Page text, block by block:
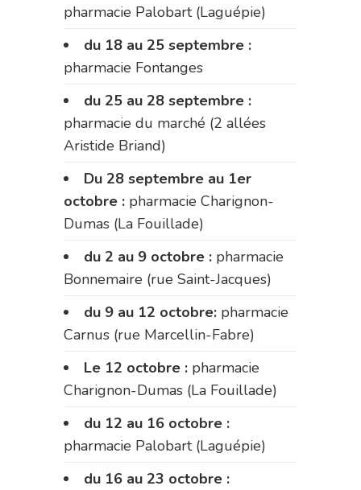
pharmacie Palobart (Laguépie)
du 18 au 25 septembre :
pharmacie Fontanges
du 25 au 28 septembre :
pharmacie du marché (2 allées
Aristide Briand)
Du 28 septembre au 1er
octobre : pharmacie Charignon-
Dumas (La Fouillade)
du 2 au 9 octobre : pharmacie
Bonnemaire (rue Saint-Jacques)
du 9 au 12 octobre: pharmacie
Carnus (rue Marcellin-Fabre)
Le 12 octobre : pharmacie
Charignon-Dumas (La Fouillade)
du 12 au 16 octobre :
pharmacie Palobart (Laguépie)
du 16 au 23 octobre :